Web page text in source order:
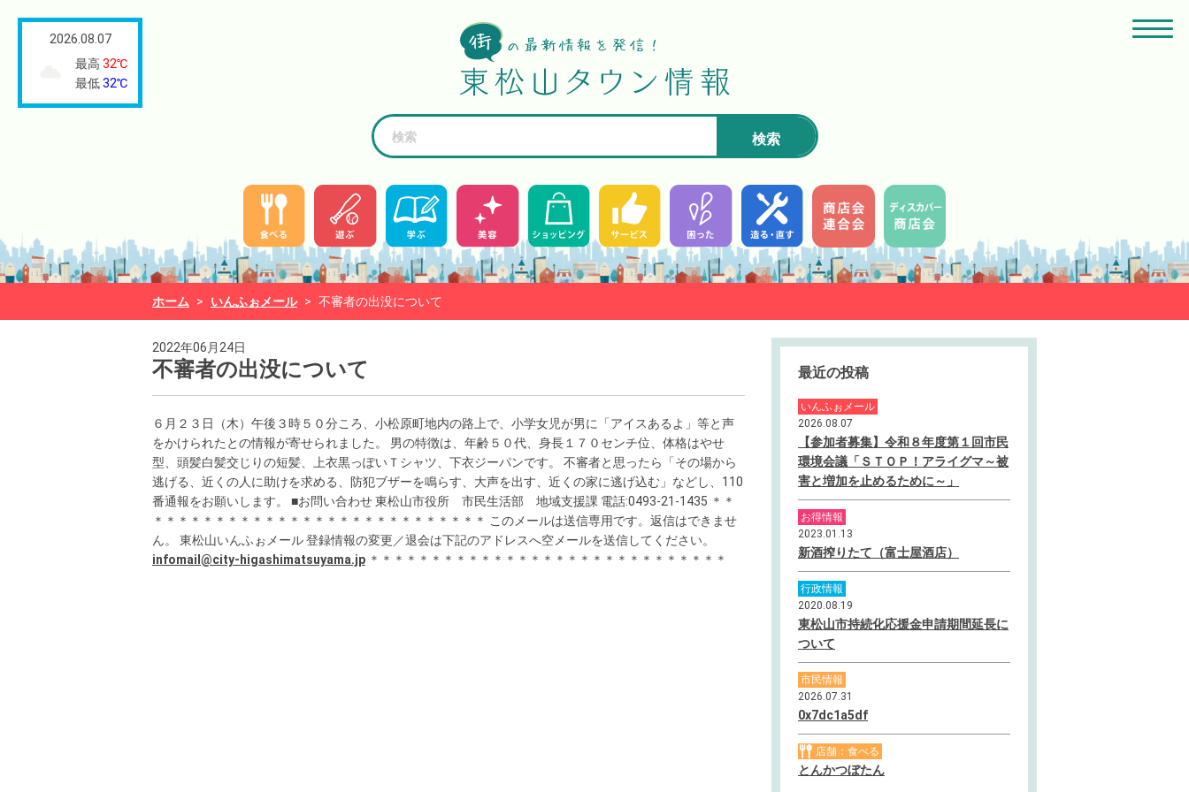
検索
2026.08.07
最高 32℃
最低32℃
ホーム > いんふぉメール > 不審者の出没について
2022年06月24日
不審者の出没について
６月２３日（木）午後３時５０分ころ、小松原町地内の路上で、小学女児が男に「アイスあるよ」等と声
をかけられたとの情報が寄せられました。 男の特徴は、年齢５０代、身長１７０センチ位、体格はやせ
型、頭髪白髪交じりの短髪、上衣黒っぽいＴシャツ、下衣ジーパンです。 不審者と思ったら「その場から
逃げる、近くの人に助けを求める、防犯ブザーを鳴らす、大声を出す、近くの家に逃げ込む」などし、110
番通報をお願いします。 ■お問い合わせ 東松山市役所 市民生活部 地域支援課 電話:0493-21-1435 ＊＊
＊＊＊＊＊＊＊＊＊＊＊＊＊＊＊＊＊＊＊＊＊＊＊＊＊＊＊ このメールは送信専用です。返信はできませ
ん。 東松山いんふぉメール 登録情報の変更／退会は下記のアドレスへ空メールを送信してください。
infomail@city-higashimatsuyama.jp ＊＊＊＊＊＊＊＊＊＊＊＊＊＊＊＊＊＊＊＊＊＊＊＊＊＊＊＊＊
最近の投稿
いんふぉメール
2026.08.07
【参加者募集】令和８年度第１回市民
環境会議「ＳＴＯＰ！アライグマ～被
害と増加を止めるために～」
お得情報
2023.01.13
新酒搾りたて（富士屋酒店）
行政情報
2020.08.19
東松山市持続化応援金申請期間延長に
ついて
市民情報
2026.07.31
0x7dc1a5df
店舗：食べる
とんかつぼたん